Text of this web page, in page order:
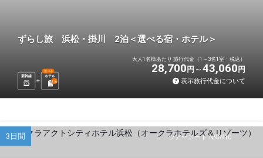
ずらし旅 浜松・掛川 2泊＜選べる宿・ホテル＞
新幹線 ホテル
選べる
2泊
大人1名様あたり 旅行代金（1～3名1室・税込）
28,700 円 43,060 円
表示旅行代金について
ツアーコード N96910
3日間